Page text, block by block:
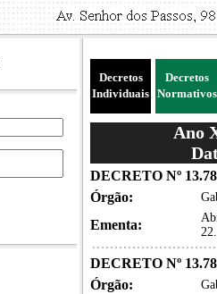
Decretos
Individuais
Decretos
Normativos
Ano
DECRETO Nº
Órgão:
Ementa:
DECRETO Nº
Órgão: